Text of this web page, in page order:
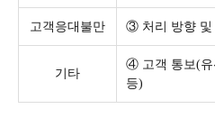
고객응대불만 ③ 처리 방향 및
기타
④ 고객 통보(유
등)